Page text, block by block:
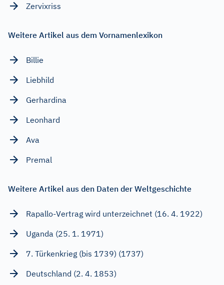
Zervixriss
Weitere Artikel aus dem Vornamenlexikon
Billie
Liebhild
Gerhardina
Leonhard
Ava
Premal
Weitere Artikel aus den Daten der Weltgeschichte
Rapallo-Vertrag wird unterzeichnet (16. 4. 1922)
Uganda (25. 1. 1971)
7. Türkenkrieg (bis 1739) (1737)
Deutschland (2. 4. 1853)